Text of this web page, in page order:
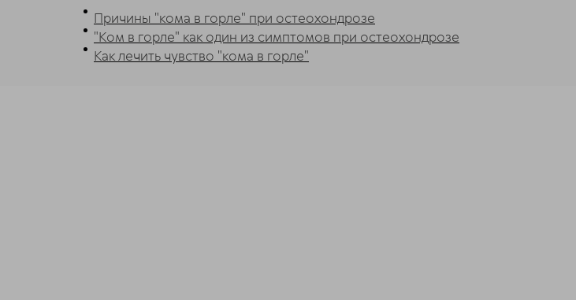
Причины "кома в горле" при остеохондрозе
"Ком в горле" как один из симптомов при остеохондрозе
Как лечить чувство "кома в горле"